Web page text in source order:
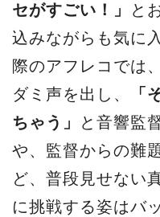
セがすごい！」
と
込みながらも気に
際のアフレコでは
ダミ声を出し、
「
ちゃう」
と音響監
や、監督からの難
ど、普段見せない
に挑戦する姿はバ